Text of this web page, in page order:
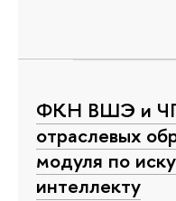
ФКН ВШЭ и
отраслевых
модуля по
интеллекту